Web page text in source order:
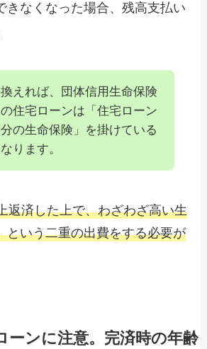
きなくなった場合、残高支払い
えれば、団体信用生命保険
住宅ローンは「住宅ローン
の生命保険」を掛けている
ります。
返済した上で、わざわざ高い生
という二重の出費をする必要が
ーンに注意。完済時の年齢